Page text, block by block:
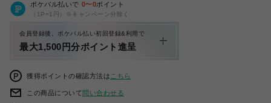
ポケパル払いで 0〜0ポイント
（1P=1円）※キャンペーン分除く
会員登録後、ポケパル払い初回登録&利用で
最大1,500円分ポイント進呈
獲得ポイントの確認方法は こちら
この商品について問い合わせる